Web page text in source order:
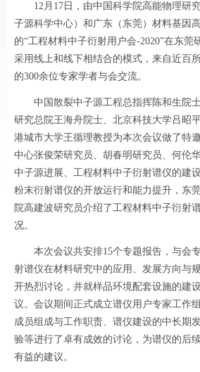
12月 17 日，由中国科学院高能物理研
子源科学中心）和广东（东莞）材料基因
的“工程材料中子衍射用户会-2020”在东莞
采用线上和线下相结合的模式，来自近百
的300余位专家学者与会交流。
中国散裂中子源工程总指挥陈和生院
研究总院王海舟院士、北京科技大学吕昭
港城市大学王循理教授为本次会议做了特
中心张俊荣研究员、胡春明研究员、何伦
中子源进展、工程材料中子衍射谱仪的建
粉末衍射谱仪的开放运行和能力提升，东
院高建波研究员介绍了工程材料中子衍射
况。
本次会议共安排15个专题报告，与会
射谱仪在材料研究中的应用、发展方向与
开热烈讨论，并就样品环境配套设施的建
议。会议期间正式成立谱仪用户专家工作
成员组成与工作职责、谱仪建设的中长期
验等进行了卓有成效的讨论，为谱仪的后
有益的建议。